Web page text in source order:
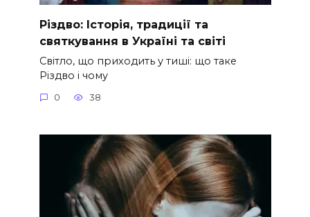
Різдво: Історія, традиції та
святкування в Україні та світі
Світло, що приходить у тиші: що таке
Різдво і чому
0 38